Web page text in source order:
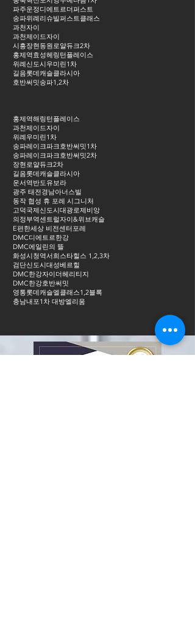
파주운정디에트르더퍼스트
송파위례리슈빌퍼스트클래스
과천자이
과천제이드자이
시흥장현동원로얄듀크2차
홍제역효성헤링턴플레이스
위례신도시우미린1차
길음롯데캐슬클라시아
호반써밋송파1,2차
홍제역해링턴플레이스
과천제이드자이
위례우미린1차
송파레이크파크호반써밋1차
송파레이크파크호반써밋2차
장현로얄듀크2차
길음롯데캐슬클라시아
운서역반도유보라
광주 태전경남아너스빌
동작 협성 휴 포레 시그니처
고덕국제신도시대광로제비앙
의정부역센트럴자이&위브캐슬
E편한세상 비전센터포레
DMC디에트르한강
DMC에일린의 뜰
화성시청역서희스타힐스 1,2,3차
검단신도시대성베르힐
DMC한강자이더헤리티지
DMC한강호반써밋
영통롯데캐슬엘클래스1,2블록
충남내포1차 대방엘리움